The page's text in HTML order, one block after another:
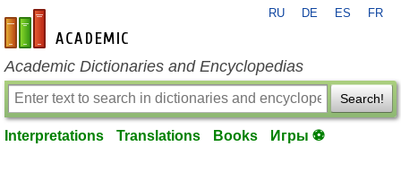
en-academic.com
RU DE ES FR
Academic Dictionaries and Encyclopedias
Search!
Interpretations Translations Books Игры ⚽